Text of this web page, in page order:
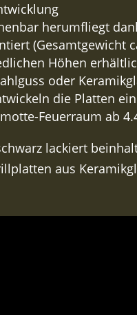
herumfliegt
(Gesamtgewicht
Höhen
oder
die Platten
Feuerraum ab
lackiert
aus